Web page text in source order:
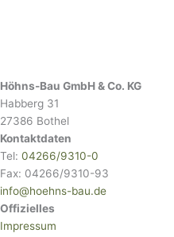
Höhns-Bau GmbH & Co. KG
Habberg 31
27386 Bothel
Kontaktdaten
Tel: 04266/9310-0
Fax: 04266/9310-93
info@hoehns-bau.de
Offizielles
Impressum